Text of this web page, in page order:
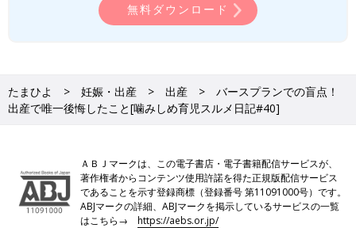
無料ダウンロード
たまひよ 妊娠・出産 出産
バースプランでの盲点！
出産で唯一後悔したこと[噛みしめ育児スルメ日記#40]
ＡＢＪマークは、この電子書店・電子書籍配信サービスが、
著作権者からコンテンツ使用許諾を得た正規版配信サービス
であることを示す登録商標（登録番号 第11091000号）です。
ABJマークの詳細、ABJマークを掲示しているサービスの一覧
はこちら→https://aebs.or.jp/